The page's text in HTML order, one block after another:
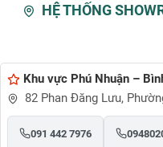
HỆ THỐNG
Khu vực Phú Nhuận –
82 Phan Đăng Lưu,
091 442 7976